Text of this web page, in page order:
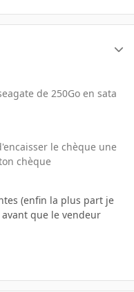
de 250Go en sata
le chèque une
chèque
(enfin la plus part je
que le vendeur